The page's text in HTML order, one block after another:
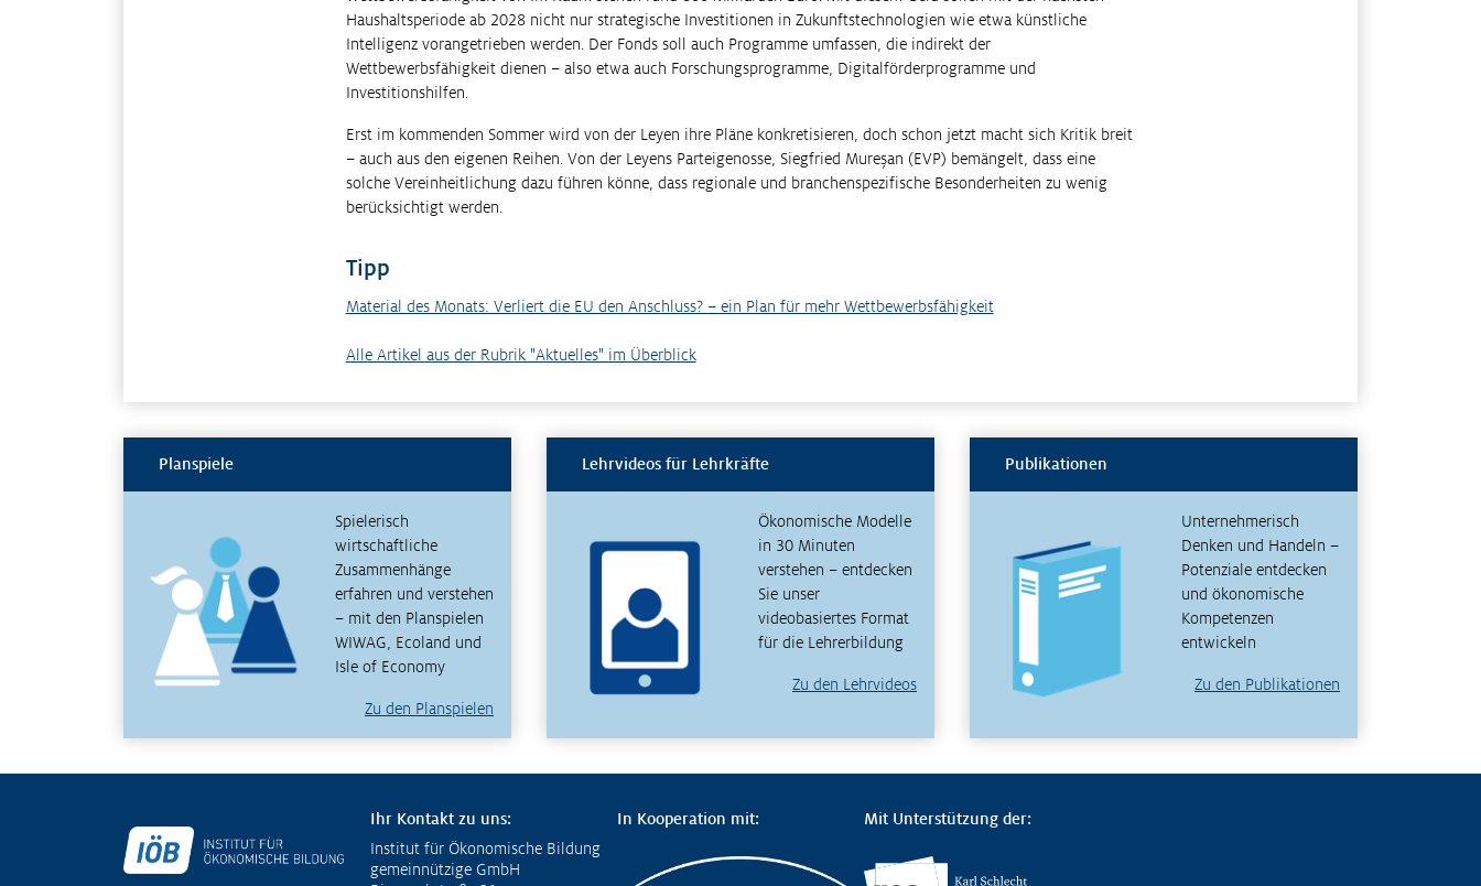
Haushaltsperiode ab 2028 nicht nur strategische Investitionen in Zukunftstechnologien wie etwa künstliche
Intelligenz vorangetrieben werden. Der Fonds soll auch Programme umfassen, die indirekt der
Wettbewerbsfähigkeit dienen – also etwa auch Forschungsprogramme, Digitalförderprogramme und
Investitionshilfen.
Erst im kommenden Sommer wird von der Leyen ihre Pläne konkretisieren, doch schon jetzt macht sich Kritik breit
– auch aus den eigenen Reihen. Von der Leyens Parteigenosse, Siegfried Mureșan (EVP) bemängelt, dass eine
solche Vereinheitlichung dazu führen könne, dass regionale und branchenspezifische Besonderheiten zu wenig
berücksichtigt werden.
Tipp
Material des Monats: Verliert die EU den Anschluss? – ein Plan für mehr Wettbewerbsfähigkeit
Alle Artikel aus der Rubrik "Aktuelles" im Überblick
Planspiele
Spielerisch
wirtschaftliche
Zusammenhänge
erfahren und verstehen
– mit den Planspielen
WIWAG, Ecoland und
Isle of Economy
Zu den Planspielen
Lehrvideos für Lehrkräfte
Ökonomische Modelle
in 30 Minuten
verstehen – entdecken
Sie unser
videobasiertes Format
für die Lehrerbildung
Zu den Lehrvideos
Publikationen
Unternehmerisch
Denken und Handeln –
Potenziale entdecken
und ökonomische
Kompetenzen
entwickeln
Zu den Publikationen
Fußzeile
Ihr Kontakt zu uns:
Institut für Ökonomische Bildung
gemeinnützige GmbH
In Kooperation mit: Mit Unterstützung der: